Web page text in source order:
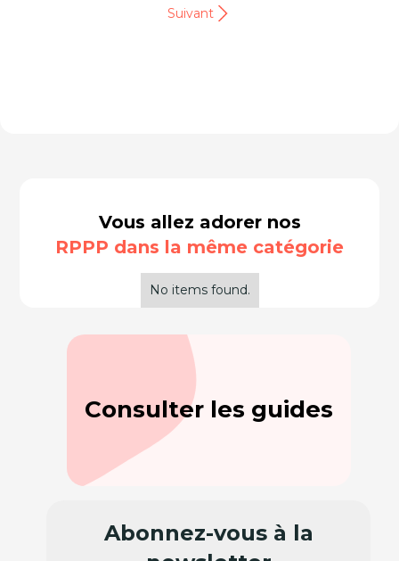
Suivant
Vous allez adorer nos
RPPP dans la même catégorie
No items found.
Consulter les guides
Abonnez-vous à la